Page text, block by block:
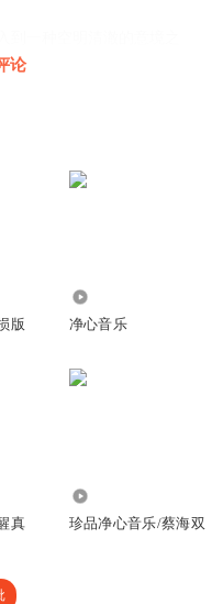
就爱上了，而且必须得是这
论
版 净心音乐
真
珍品净心音乐/蔡海双